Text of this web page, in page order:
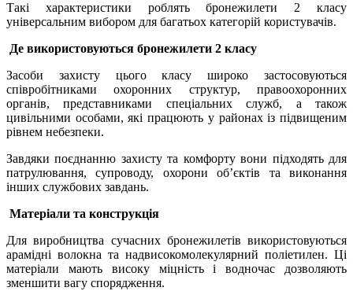
Такі характеристики роблять бронежилети 2 класу
універсальним вибором для багатьох категорій користувачів.
Де використовуються бронежилети 2 класу
Засоби захисту цього класу широко застосовуються
співробітниками охоронних структур, правоохоронних
органів, представниками спеціальних служб, а також
цивільними особами, які працюють у районах із підвищеним
рівнем небезпеки.
Завдяки поєднанню захисту та комфорту вони підходять для
патрулювання, супроводу, охорони об’єктів та виконання
інших службових завдань.
Матеріали та конструкція
Для виробництва сучасних бронежилетів використовуються
арамідні волокна та надвисокомолекулярний поліетилен. Ці
матеріали мають високу міцність і водночас дозволяють
зменшити вагу спорядження.